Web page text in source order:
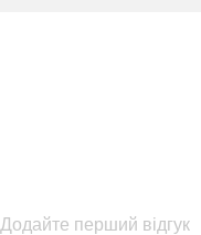
Додайте перший відгук